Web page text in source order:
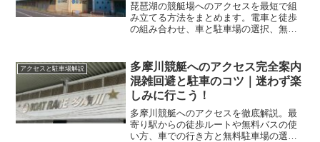
琵琶湖の競艇場へのアクセスを最短で組
み立てる方法をまとめます。電車と徒歩
の組み合わせ、車と駐車場の選択、無料
アクセスと駐車場解説
多摩川競艇へのアクセス完全案内
混雑回避と駐車のコツ｜迷わず楽
しみに行こう！
多摩川競艇へのアクセスを徹底解説。最
寄り駅からの徒歩ルートや無料バスの使
い方、車での行き方と無料駐車場の選び